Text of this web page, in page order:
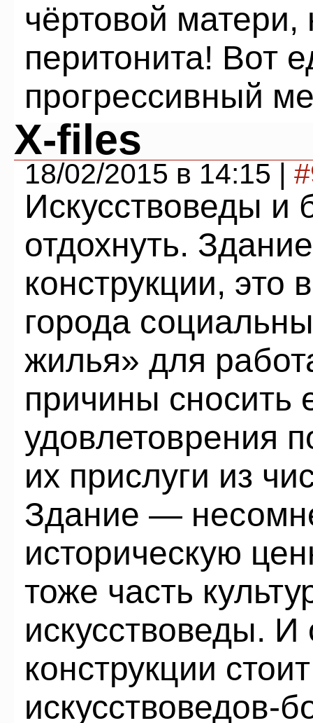
чёртовой
перитонита! Вот
прогрессивный
X-files
18/02/2015 в 14:15 |
Искусствоведы и
отдохнуть.
конструкции, это
города
жилья» для
причины сносить
удовлетоврения
их прислуги из
Здание —
историческую
тоже часть
искусствоведы.
конструкции
искусствоведов-